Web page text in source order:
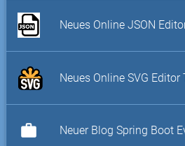
Neues Online JSON
Neues Online SVG Editor
work Neuer Blog Spring Boot